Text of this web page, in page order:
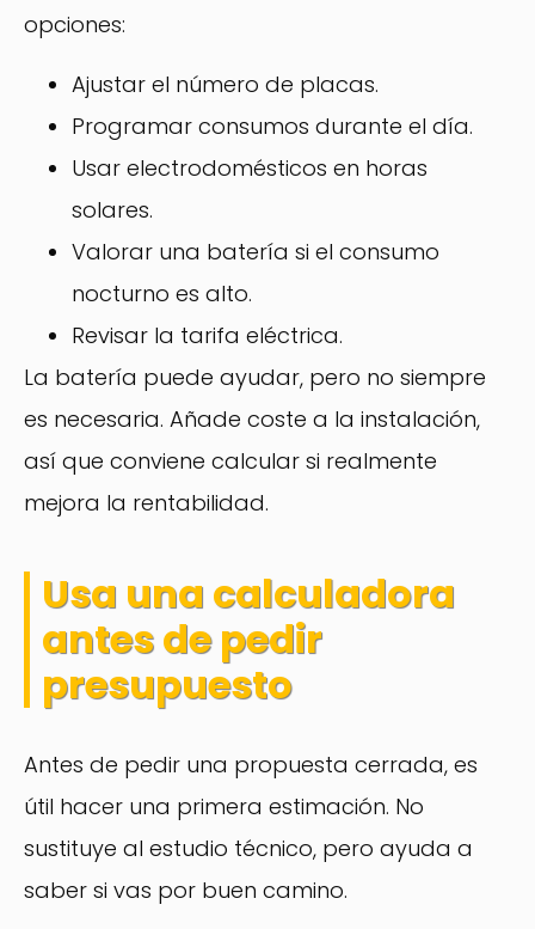
opciones:
Ajustar el número de placas.
Programar consumos durante el día.
Usar electrodomésticos en horas
solares.
Valorar una batería si el consumo
nocturno es alto.
Revisar la tarifa eléctrica.
La batería puede ayudar, pero no siempre
es necesaria. Añade coste a la instalación,
así que conviene calcular si realmente
mejora la rentabilidad.
Usa una calculadora
antes de pedir
presupuesto
Antes de pedir una propuesta cerrada, es
útil hacer una primera estimación. No
sustituye al estudio técnico, pero ayuda a
saber si vas por buen camino.